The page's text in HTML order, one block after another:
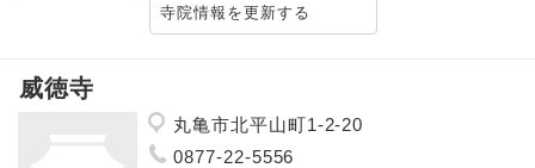
寺院情報を更新する
威徳寺
丸亀市北平山町1-2-20
0877-22-5556